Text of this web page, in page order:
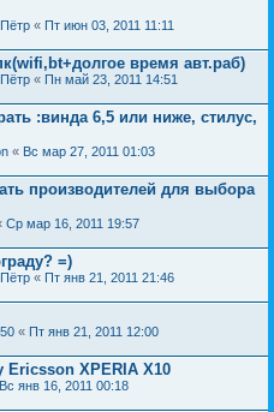
« Пт июн 03, 2011 11:11
время авт.раб)
« Пн май 23, 2011 14:51
:винда 6,5 или ниже, стилус,
« Вс мар 27, 2011 01:03
производителей для выбора
Ср мар 16, 2011 19:57
=)
« Пт янв 21, 2011 21:46
« Пт янв 21, 2011 12:00
Ericsson XPERIA X10
Вс янв 16, 2011 00:18